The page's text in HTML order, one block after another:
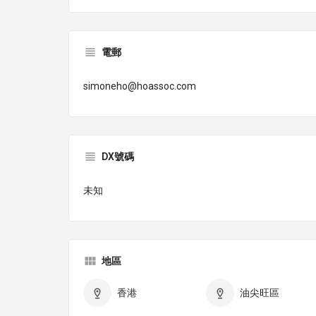
電郵
simoneho@hoassoc.com
DX號碼
未知
地區
香港 油尖旺區